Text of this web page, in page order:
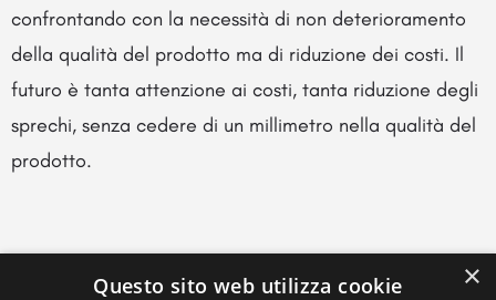
confrontando con la necessità di non deterioramento
della qualità del prodotto ma di riduzione dei costi. Il
futuro è tanta attenzione ai costi, tanta riduzione degli
sprechi, senza cedere di un millimetro nella qualità del
prodotto.
×
Questo sito web utilizza cookie